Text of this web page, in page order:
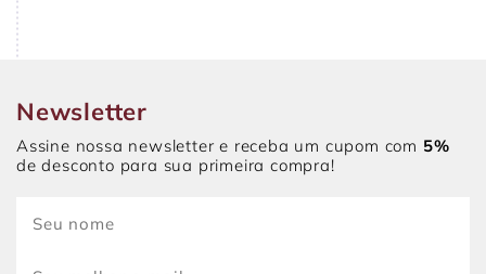
Newsletter
Assine nossa newsletter e receba um cupom com 5%
de desconto para sua primeira compra!